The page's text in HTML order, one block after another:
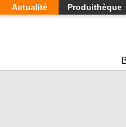
Aller
au
Actualité Produithèque